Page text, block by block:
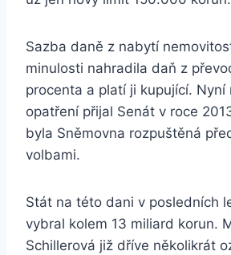
Sazba daně z nabytí
minulosti nahradila daň z
procenta a platí ji kupující. Nyní
opatření přijal Senát v roce
byla Sněmovna rozpuštěná
volbami.
Stát na této dani v posledních
vybral kolem 13 miliard korun.
Schillerová již dříve několikrát